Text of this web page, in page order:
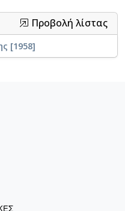
Προβολή λίστας
[1958]